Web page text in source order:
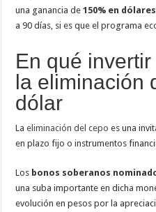
una ganancia de150% en
a 90 días, si es que el programa
En qué
la eliminación
dólar
Laeliminación del cepoes una
en plazo fijo o instrumentos
Los bonos soberanos
una suba importante en dicha
evolución en pesos por la